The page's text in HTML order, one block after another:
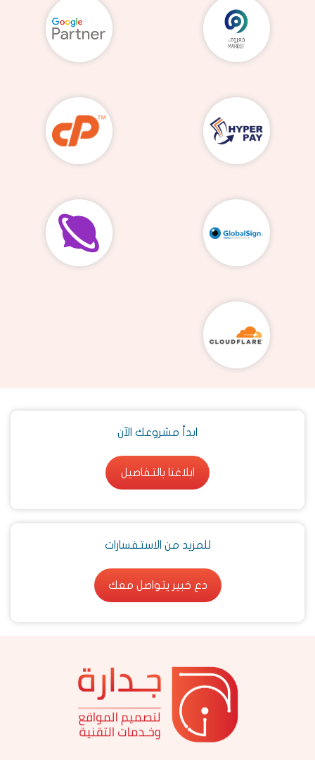
ابدأ مشروعك الآن
ابلاغنا بالتفاصيل
ابلاغنا بالتفاصيل
للمزيد من الاستفسارات
دع خبير يتواصل معك
دع خبير يتواصل معك